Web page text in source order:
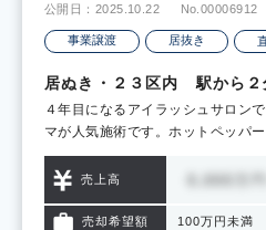
公開日：2025.10.22 No.00006912
事業譲渡 居抜き
居ぬき・２３区内 駅から
４年目になるアイラッシュサロン
マが人気施術です。ホットペッパ
売上高
売却希望額 100万円未満